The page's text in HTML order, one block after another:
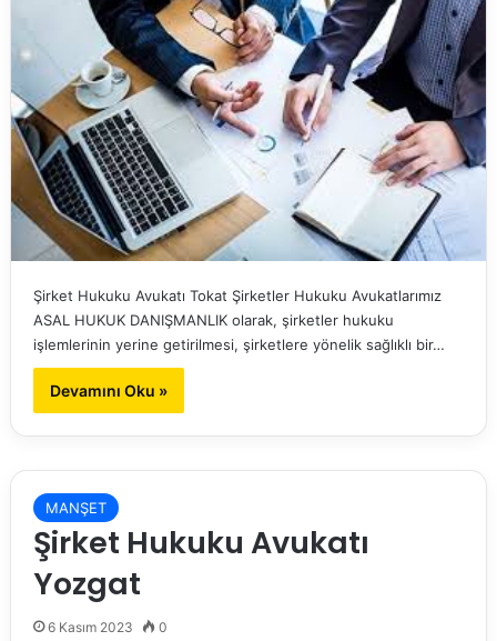
Şirket Hukuku Avukatı Tokat Şirketler Hukuku Avukatlarımız
ASAL HUKUK DANIŞMANLIK olarak, şirketler hukuku
işlemlerinin yerine getirilmesi, şirketlere yönelik sağlıklı bir…
Devamını Oku »
MANŞET
Şirket Hukuku Avukatı
Yozgat
6 Kasım 2023 0